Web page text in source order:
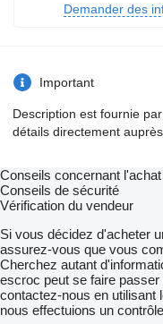
Demander des
Important
Description est fournie
détails directement
Conseils concernant l'achat
Conseils de sécurité
Vérification du vendeur
Si vous décidez d'acheter
assurez-vous que vous
Cherchez autant
escroc peut se faire
contactez-nous en utilisant
nous effectuions un